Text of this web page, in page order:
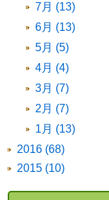
7月 (13)
6月 (13)
5月 (5)
4月 (4)
3月 (7)
2月 (7)
1月 (13)
2016 (68)
2015 (10)